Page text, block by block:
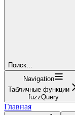
Поиск...
Navigation
Табличные функции
fuzzQuery
Главная